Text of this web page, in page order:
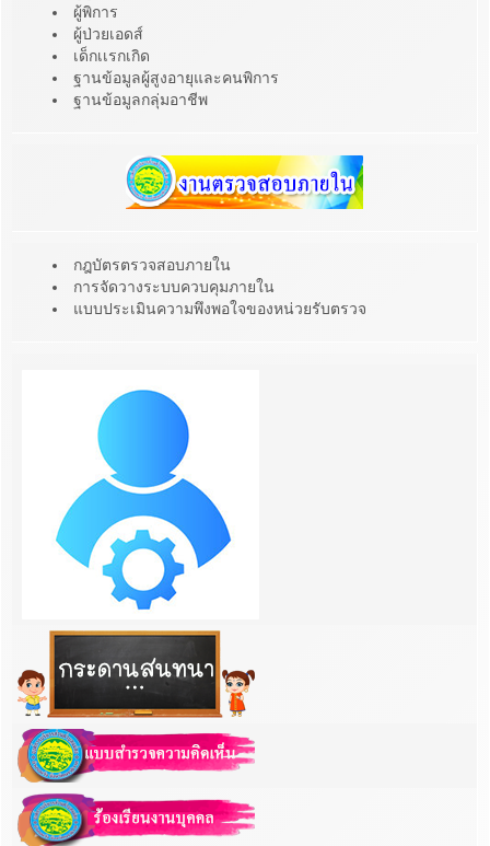
ผู้พิการ
ผู้ป่วยเอดส์
เด็กเเรกเกิด
ฐานข้อมูลผู้สูงอายุและคนพิการ
ฐานข้อมูลกลุ่มอาชีพ
กฎบัตรตรวจสอบภายใน
การจัดวางระบบควบคุมภายใน
แบบประเมินความพึงพอใจของหน่วยรับตรวจ